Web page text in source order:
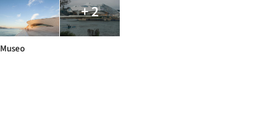
+ 2
Museo